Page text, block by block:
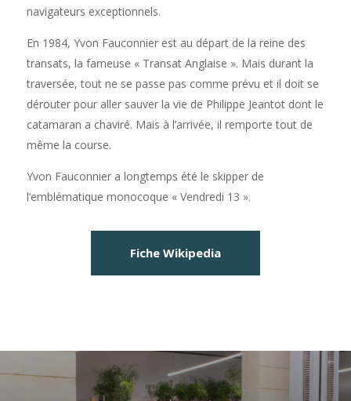
navigateurs exceptionnels.
En 1984, Yvon Fauconnier est au départ de la reine des
transats, la fameuse « Transat Anglaise ». Mais durant la
traversée, tout ne se passe pas comme prévu et il doit se
dérouter pour aller sauver la vie de Philippe Jeantot dont le
catamaran a chaviré. Mais à l’arrivée, il remporte tout de
même la course.
Yvon Fauconnier a longtemps été le skipper de
l’emblématique monocoque « Vendredi 13 ».
Fiche Wikipedia